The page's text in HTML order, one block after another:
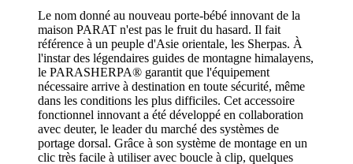
Le nom donné au nouveau porte-bébé innovant de la
maison PARAT n'est pas le fruit du hasard. Il fait
référence à un peuple d'Asie orientale, les Sherpas. À
l'instar des légendaires guides de montagne himalayens,
le PARASHERPA® garantit que l'équipement
nécessaire arrive à destination en toute sécurité, même
dans les conditions les plus difficiles. Cet accessoire
fonctionnel innovant a été développé en collaboration
avec deuter, le leader du marché des systèmes de
portage dorsal. Grâce à son système de montage en un
clic très facile à utiliser avec boucle à clip, quelques